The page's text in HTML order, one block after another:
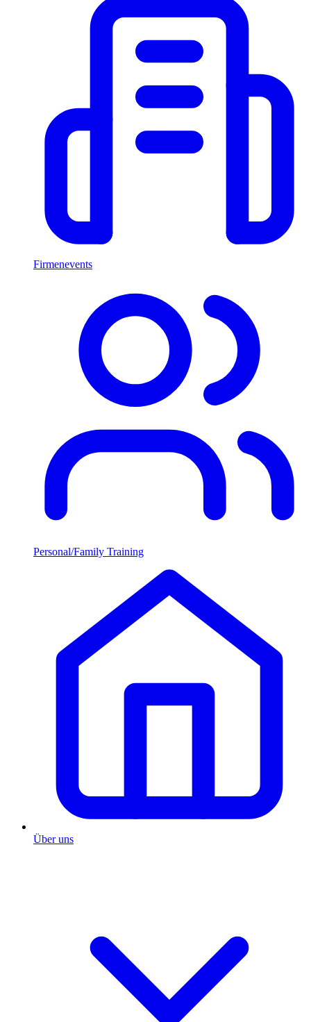
Firmenevents
Personal/Family Training
Über uns